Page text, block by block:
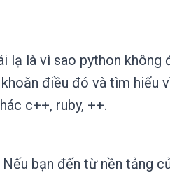
lạ là vì sao python không
điều đó và tìm hiểu
c++, ruby, ++.
bạn đến từ nền tảng